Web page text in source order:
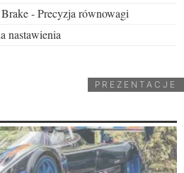
- Precyzja równowagi
nastawienia
PREZENTACJE